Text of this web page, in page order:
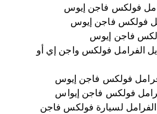
فولكس فاجن إيوس
فولكس فاجن إيوس
فاجن إيوس
الفرامل فولكس واجن إي أو
فولكس فاجن إيوس
فولكس فاجن إيواس
الفرامل لسيارة فولكس فاجن